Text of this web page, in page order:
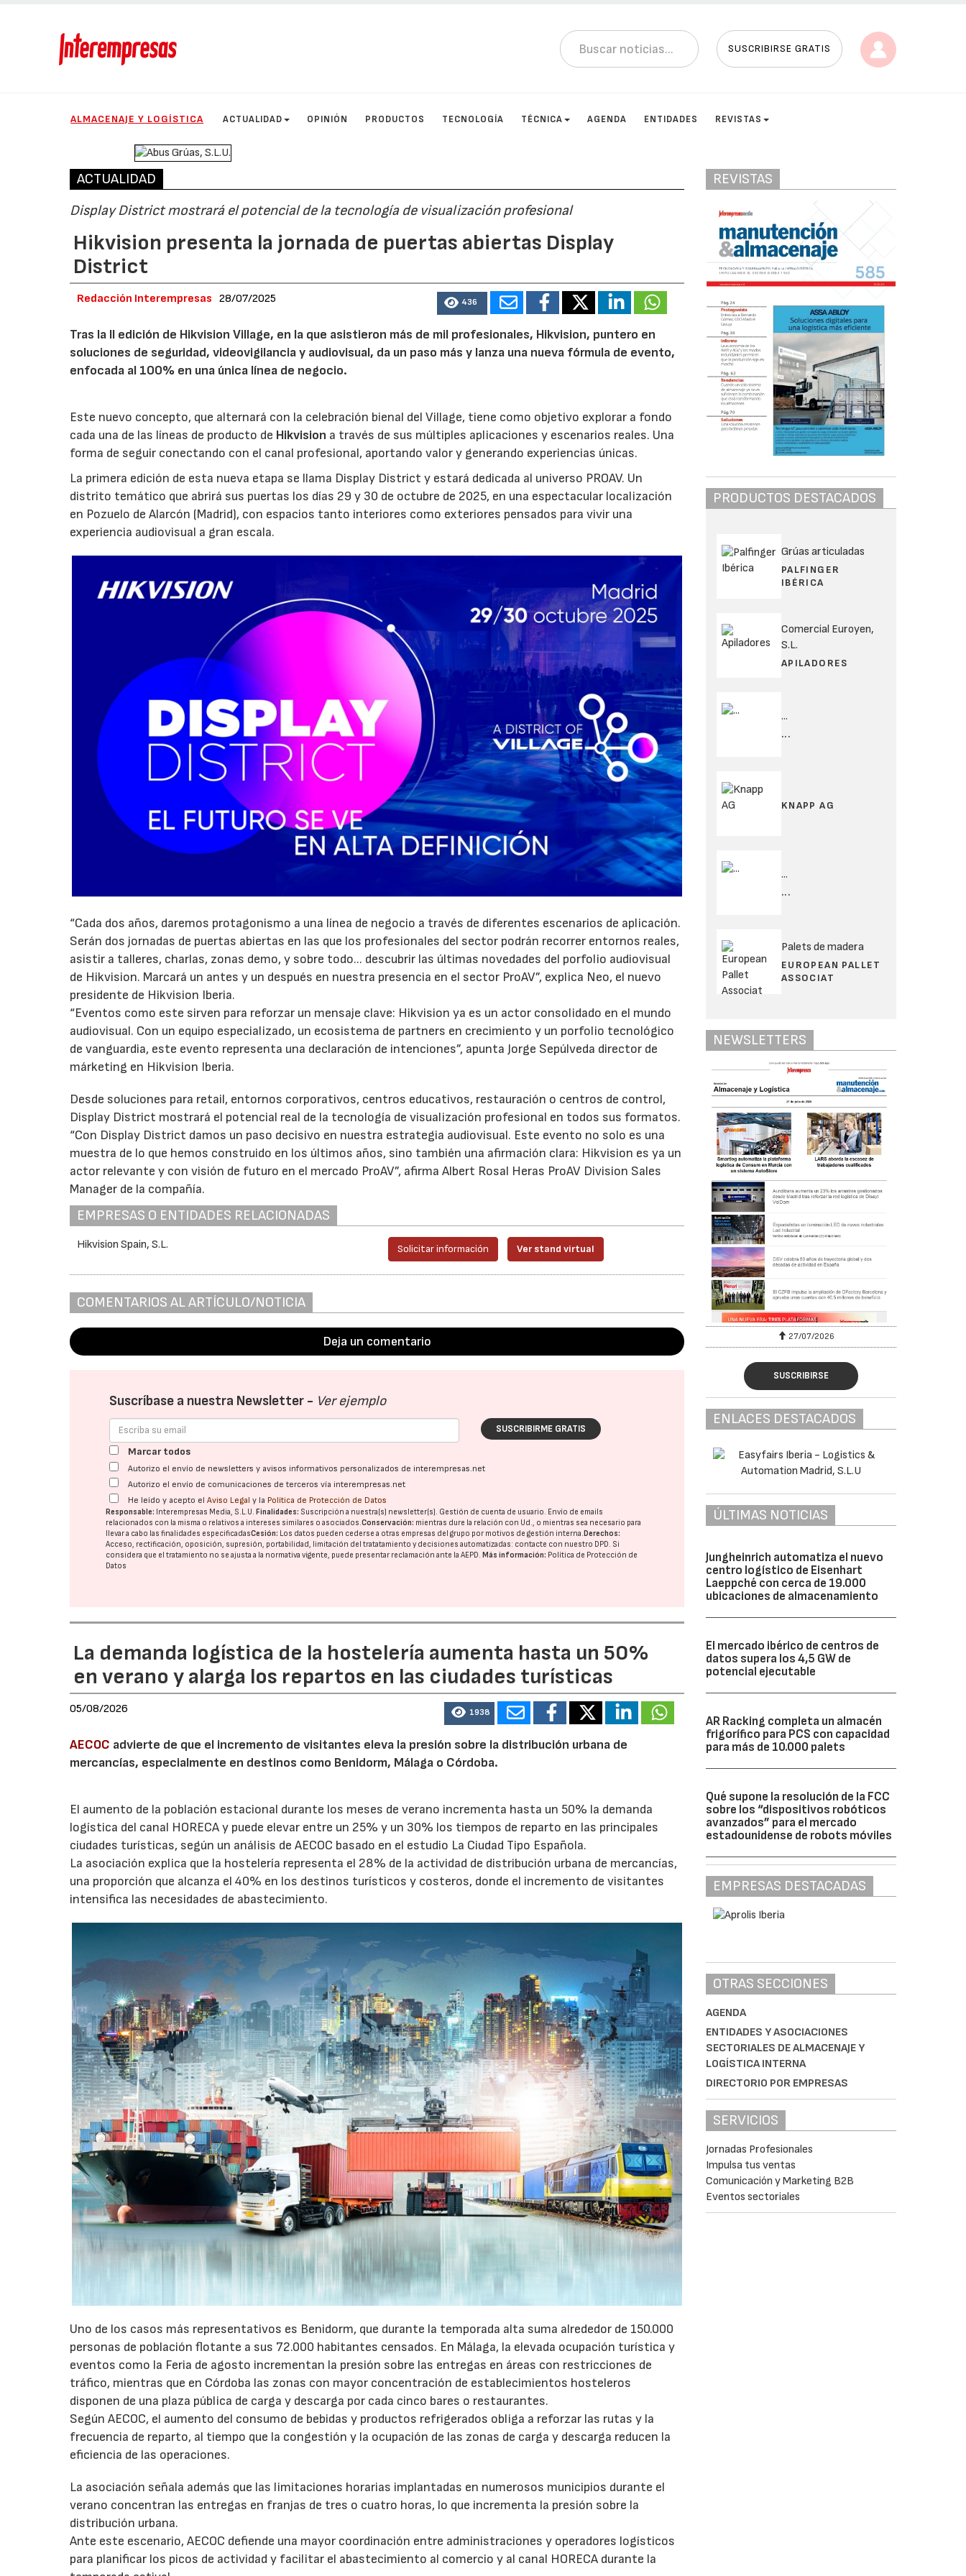
SUSCRIBIRSE GRATIS
ALMACENAJE Y LOGÍSTICA ACTUALIDAD OPINIÓN PRODUCTOS TECNOLOGÍA TÉCNICA AGENDA ENTIDADES REVISTAS
ACTUALIDAD
Display District mostrará el potencial de la tecnología de visualización profesional
Hikvision presenta la jornada de puertas abiertas Display
District
Redacción Interempresas 28/07/2025 436
Tras la II edición de Hikvision Village, en la que asistieron más de mil profesionales, Hikvision, puntero en
soluciones de seguridad, videovigilancia y audiovisual, da un paso más y lanza una nueva fórmula de evento,
enfocada al 100% en una única línea de negocio.
Este nuevo concepto, que alternará con la celebración bienal del Village, tiene como objetivo explorar a fondo
cada una de las líneas de producto de Hikvision a través de sus múltiples aplicaciones y escenarios reales. Una
forma de seguir conectando con el canal profesional, aportando valor y generando experiencias únicas.
La primera edición de esta nueva etapa se llama Display District y estará dedicada al universo PROAV. Un
distrito temático que abrirá sus puertas los días 29 y 30 de octubre de 2025, en una espectacular localización
en Pozuelo de Alarcón (Madrid), con espacios tanto interiores como exteriores pensados para vivir una
experiencia audiovisual a gran escala.
“Cada dos años, daremos protagonismo a una línea de negocio a través de diferentes escenarios de aplicación.
Serán dos jornadas de puertas abiertas en las que los profesionales del sector podrán recorrer entornos reales,
asistir a talleres, charlas, zonas demo, y sobre todo... descubrir las últimas novedades del porfolio audiovisual
de Hikvision. Marcará un antes y un después en nuestra presencia en el sector ProAV”, explica Neo, el nuevo
presidente de Hikvision Iberia.
“Eventos como este sirven para reforzar un mensaje clave: Hikvision ya es un actor consolidado en el mundo
audiovisual. Con un equipo especializado, un ecosistema de partners en crecimiento y un porfolio tecnológico
de vanguardia, este evento representa una declaración de intenciones”, apunta Jorge Sepúlveda director de
márketing en Hikvision Iberia.
Desde soluciones para retail, entornos corporativos, centros educativos, restauración o centros de control,
Display District mostrará el potencial real de la tecnología de visualización profesional en todos sus formatos.
“Con Display District damos un paso decisivo en nuestra estrategia audiovisual. Este evento no solo es una
muestra de lo que hemos construido en los últimos años, sino también una afirmación clara: Hikvision es ya un
actor relevante y con visión de futuro en el mercado ProAV”, afirma Albert Rosal Heras ProAV Division Sales
Manager de la compañía.
EMPRESAS O ENTIDADES RELACIONADAS
Hikvision Spain, S.L. Solicitar información Ver stand virtual
COMENTARIOS AL ARTÍCULO/NOTICIA
Deja un comentario
Suscríbase a nuestra Newsletter - Ver ejemplo
SUSCRIBIRME GRATIS
Marcar todos
Autorizo el envío de newsletters y avisos informativos personalizados de interempresas.net
Autorizo el envío de comunicaciones de terceros vía interempresas.net
He leído y acepto elAviso Legal y la Política de Protección de Datos
Responsable: Interempresas Media, S.L.U.Finalidades: Suscripción a nuestra(s) newsletter(s). Gestión de cuenta de usuario. Envío de emails
relacionados con la misma o relativos a intereses similares o asociados.Conservación: mientras dure la relación con Ud., o mientras sea necesario para
llevar a cabo las finalidades especificadasCesión: Los datos pueden cederse a otras empresas del grupo por motivos de gestión interna.Derechos:
Acceso, rectificación, oposición, supresión, portabilidad, limitación del tratatamiento y decisiones automatizadas: contacte con nuestro DPD . Si
considera que el tratamiento no se ajusta a la normativa vigente, puede presentar reclamación ante laAEPD .Más información: Política de Protección de
Datos
La demanda logística de la hostelería aumenta hasta un 50%
en verano y alarga los repartos en las ciudades turísticas
05/08/2026 1938
AECOC advierte de que el incremento de visitantes eleva la presión sobre la distribución urbana de
mercancías, especialmente en destinos como Benidorm, Málaga o Córdoba.
El aumento de la población estacional durante los meses de verano incrementa hasta un 50% la demanda
logística del canal HORECA y puede elevar entre un 25% y un 30% los tiempos de reparto en las principales
ciudades turísticas, según un análisis de AECOC basado en el estudio La Ciudad Tipo Española.
La asociación explica que la hostelería representa el 28% de la actividad de distribución urbana de mercancías,
una proporción que alcanza el 40% en los destinos turísticos y costeros, donde el incremento de visitantes
intensifica las necesidades de abastecimiento.
Uno de los casos más representativos es Benidorm, que durante la temporada alta suma alrededor de 150.000
personas de población flotante a sus 72.000 habitantes censados. En Málaga, la elevada ocupación turística y
eventos como la Feria de agosto incrementan la presión sobre las entregas en áreas con restricciones de
tráfico, mientras que en Córdoba las zonas con mayor concentración de establecimientos hosteleros
disponen de una plaza pública de carga y descarga por cada cinco bares o restaurantes.
Según AECOC, el aumento del consumo de bebidas y productos refrigerados obliga a reforzar las rutas y la
frecuencia de reparto, al tiempo que la congestión y la ocupación de las zonas de carga y descarga reducen la
eficiencia de las operaciones.
La asociación señala además que las limitaciones horarias implantadas en numerosos municipios durante el
verano concentran las entregas en franjas de tres o cuatro horas, lo que incrementa la presión sobre la
distribución urbana.
Ante este escenario, AECOC defiende una mayor coordinación entre administraciones y operadores logísticos
para planificar los picos de actividad y facilitar el abastecimiento al comercio y al canal HORECA durante la
REVISTAS
PRODUCTOS DESTACADOS
Grúas articuladas
PALFINGER
IBÉRICA
Comercial Euroyen,
S.L.
APILADORES
...
...
KNAPP AG
...
...
Palets de madera
EUROPEAN PALLET
ASSOCIAT
NEWSLETTERS
27/07/2026 27/07/2026
SUSCRIBIRSE
ENLACES DESTACADOS
ÚLTIMAS NOTICIAS
Jungheinrich automatiza el nuevo
centro logístico de Eisenhart
Laeppché con cerca de 19.000
ubicaciones de almacenamiento
El mercado ibérico de centros de
datos supera los 4,5 GW de
potencial ejecutable
AR Racking completa un almacén
frigorífico para PCS con capacidad
para más de 10.000 palets
Qué supone la resolución de la FCC
sobre los “dispositivos robóticos
avanzados” para el mercado
estadounidense de robots móviles
EMPRESAS DESTACADAS
OTRAS SECCIONES
AGENDA
ENTIDADES Y ASOCIACIONES
SECTORIALES DE ALMACENAJE Y
LOGÍSTICA INTERNA
DIRECTORIO POR EMPRESAS
SERVICIOS
Jornadas Profesionales
Impulsa tus ventas
Comunicación y Marketing B2B
Eventos sectoriales